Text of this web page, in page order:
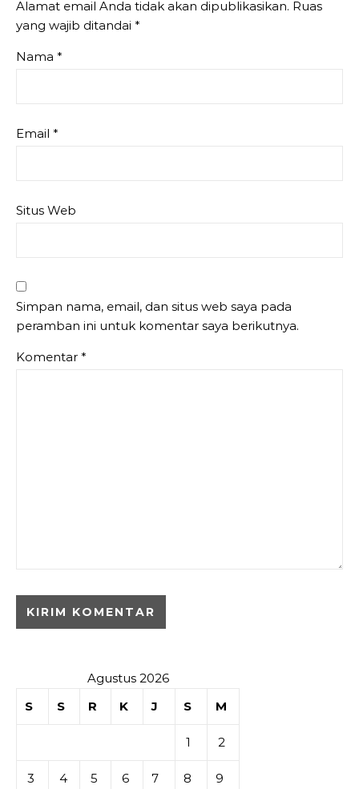
Alamat email Anda tidak akan dipublikasikan. Ruas
yang wajib ditandai *
Nama *
Email *
Situs Web
Simpan nama, email, dan situs web saya pada
peramban ini untuk komentar saya berikutnya.
Komentar *
Agustus 2026
S
S R K J S M
1 2
3 4 5 6 7 8 9